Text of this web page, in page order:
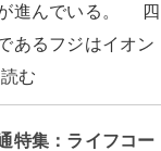
進んでいる。 四
あるフジはイオン
む
特集：ライフコー